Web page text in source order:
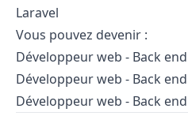
Laravel
Vous pouvez devenir :
Développeur web - Back
Développeur web - Back
Développeur web - Back